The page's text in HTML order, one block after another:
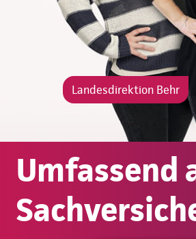
Landesdirektion Behr
Umfassend